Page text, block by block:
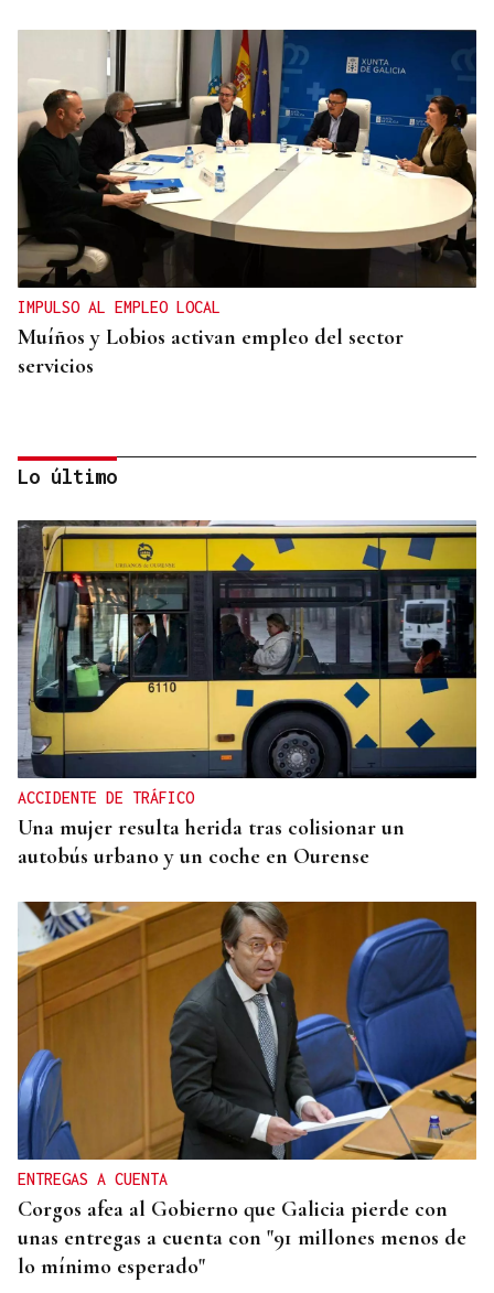
IMPULSO AL EMPLEO LOCAL
Muíños y Lobios activan empleo del sector
servicios
CASI DOS VUELTAS AL MUNDO
Ramiro, el párroco boliviano de los 78.000
kilómetros en la Baixa Limia
Lo último
ACCIDENTE DE TRÁFICO
Una mujer resulta herida tras colisionar un
autobús urbano y un coche en Ourense
ENTREGAS A CUENTA
Corgos afea al Gobierno que Galicia pierde con
unas entregas a cuenta con "91 millones menos de
lo mínimo esperado"